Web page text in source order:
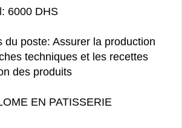
6000 DHS
du poste: Assurer la production
techniques et les recettes
des produits
EN PATISSERIE